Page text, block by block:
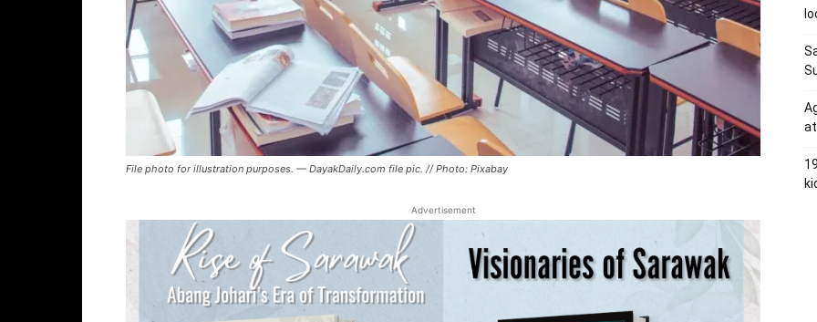
File photo for illustration purposes. — DayakDaily.com file pic. // Photo: Pixabay
Advertisement